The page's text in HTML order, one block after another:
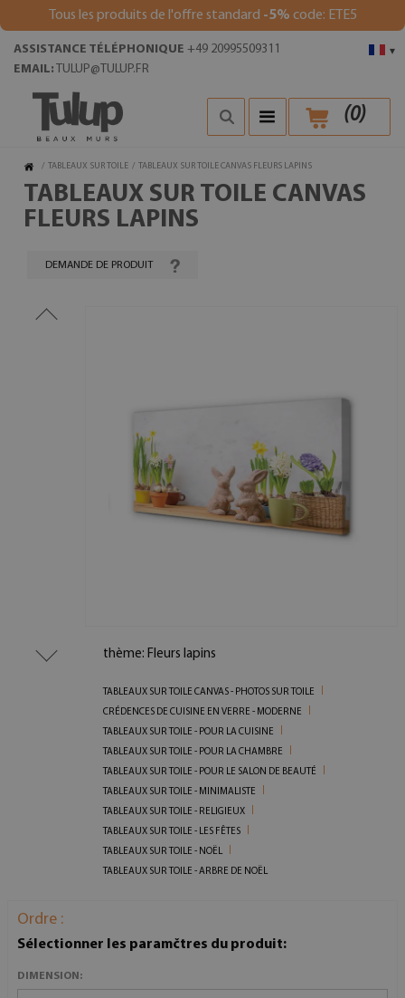
Tous les produits de l'offre standard -5% code: ETE5
▾
ASSISTANCE TÉLÉPHONIQUE +49 20995509311
EMAIL: TULUP@TULUP.FR
(0)
/ TABLEAUX SUR TOILE / TABLEAUX SUR TOILE CANVAS FLEURS LAPINS
TABLEAUX SUR TOILE CANVAS
FLEURS LAPINS
DEMANDE DE PRODUIT
thème: Fleurs lapins
TABLEAUX SUR TOILE CANVAS - PHOTOS SUR TOILE
CRÉDENCES DE CUISINE EN VERRE - MODERNE
TABLEAUX SUR TOILE - POUR LA CUISINE
TABLEAUX SUR TOILE - POUR LA CHAMBRE
TABLEAUX SUR TOILE - POUR LE SALON DE BEAUTÉ
TABLEAUX SUR TOILE - MINIMALISTE
TABLEAUX SUR TOILE - RELIGIEUX
TABLEAUX SUR TOILE - LES FÊTES
TABLEAUX SUR TOILE - NOËL
TABLEAUX SUR TOILE - ARBRE DE NOËL
Ordre :
Sélectionner les paramčtres du produit:
DIMENSION: